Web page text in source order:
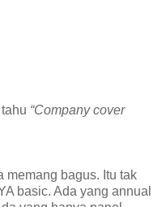
“Company cover
memang bagus. Itu tak
basic. Ada yang annual